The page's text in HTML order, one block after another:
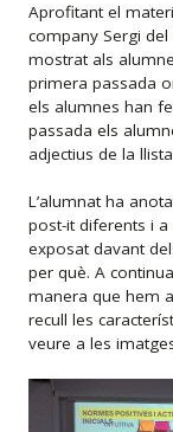
Aprofitant el
company Sergi
mostrat als
primera passada
els alumnes han
passada els
adjectius de la
L’alumnat ha
post-it diferents i
exposat davant
per què. A
manera que hem
recull les
veure a les